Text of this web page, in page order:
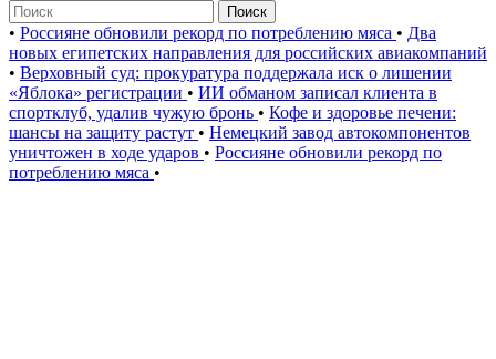
Поиск
• Россияне обновили рекорд по потреблению мяса • Два
новых египетских направления для российских авиакомпаний
• Верховный суд: прокуратура поддержала иск о лишении
«Яблока» регистрации • ИИ обманом записал клиента в
спортклуб, удалив чужую бронь • Кофе и здоровье печени:
шансы на защиту растут • Немецкий завод автокомпонентов
уничтожен в ходе ударов • Россияне обновили рекорд по
потреблению мяса •